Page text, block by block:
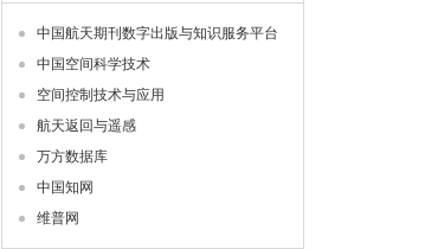
中国航天期刊数字出版与知识服务平台
中国空间科学技术
空间控制技术与应用
航天返回与遥感
万方数据库
中国知网
维普网